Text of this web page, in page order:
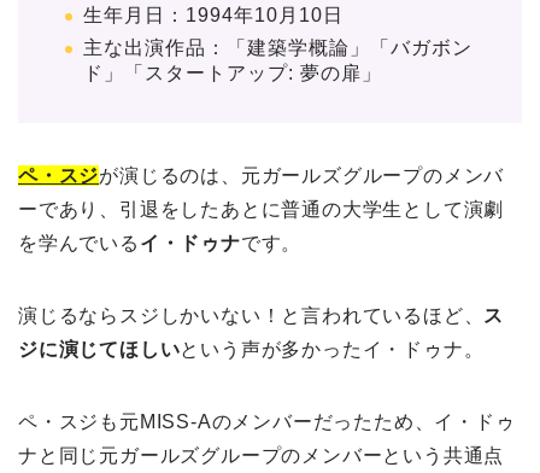
生年月日：1994年10月10日
主な出演作品：「建築学概論」「バガボン
ド」「スタートアップ: 夢の扉」
ペ・スジが演じるのは、元ガールズグループのメンバ
ーであり、引退をしたあとに普通の大学生として演劇
を学んでいる イ・ドゥナです。
演じるならスジしかいない！と言われているほど、 ス
ジに演じてほしいという声が多かったイ・ドゥナ。
ペ・スジも元MISS-Aのメンバーだったため、イ・ドゥ
ナと同じ元ガールズグループのメンバーという共通点